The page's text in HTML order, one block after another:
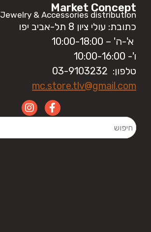
Market Concept
Jewelry & Accessories distribution
כתובת: עולי ציון 8 תל-אביב יפו
א'-ה' – 10:00-18:00
ו'- 10:00-16:00
טלפון: 03-9103232
mc.store.tlv@gmail.com